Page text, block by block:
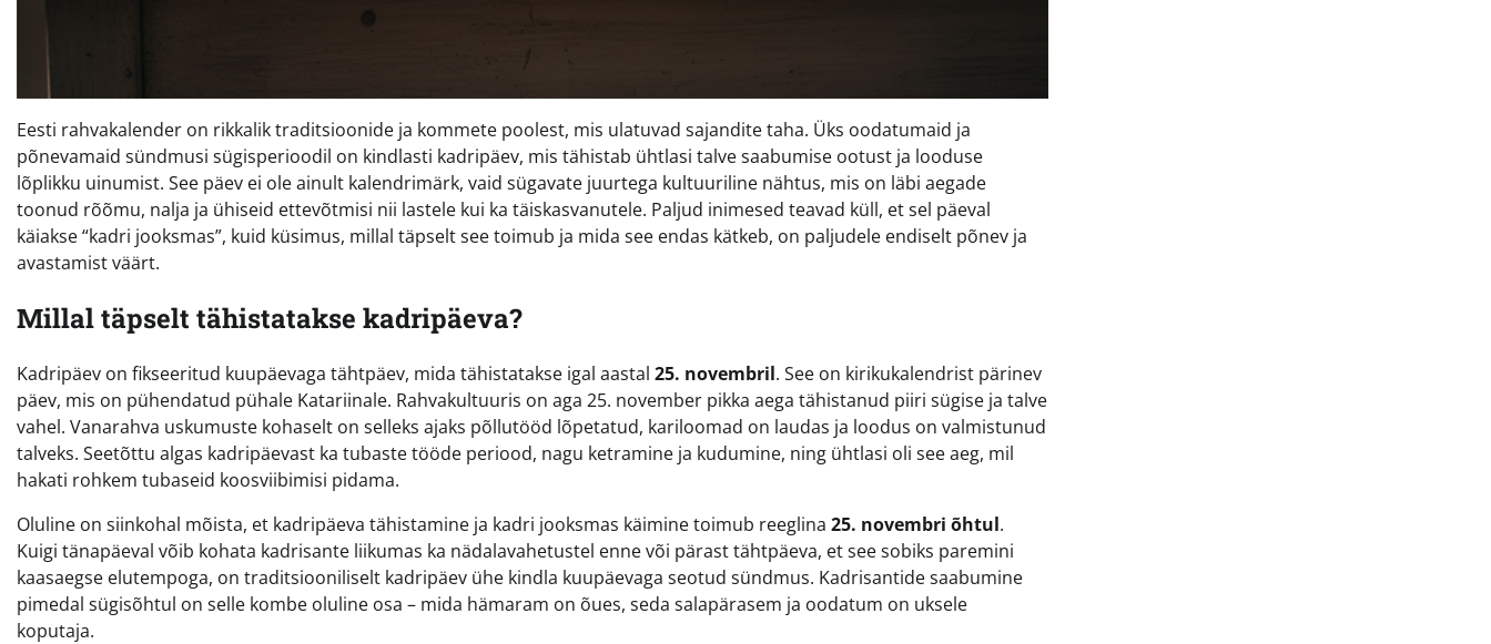
Eesti rahvakalender on rikkalik traditsioonide ja kommete poolest, mis ulatuvad sajandite taha. Üks oodatumaid ja
põnevamaid sündmusi sügisperioodil on kindlasti kadripäev, mis tähistab ühtlasi talve saabumise ootust ja looduse
lõplikku uinumist. See päev ei ole ainult kalendrimärk, vaid sügavate juurtega kultuuriline nähtus, mis on läbi aegade
toonud rõõmu, nalja ja ühiseid ettevõtmisi nii lastele kui ka täiskasvanutele. Paljud inimesed teavad küll, et sel päeval
käiakse “kadri jooksmas”, kuid küsimus, millal täpselt see toimub ja mida see endas kätkeb, on paljudele endiselt põnev ja
avastamist väärt.
Millal täpselt tähistatakse kadripäeva?
Kadripäev on fikseeritud kuupäevaga tähtpäev, mida tähistatakse igal aastal 25. novembril. See on kirikukalendrist pärinev
päev, mis on pühendatud pühale Katariinale. Rahvakultuuris on aga 25. november pikka aega tähistanud piiri sügise ja talve
vahel. Vanarahva uskumuste kohaselt on selleks ajaks põllutööd lõpetatud, kariloomad on laudas ja loodus on valmistunud
talveks. Seetõttu algas kadripäevast ka tubaste tööde periood, nagu ketramine ja kudumine, ning ühtlasi oli see aeg, mil
hakati rohkem tubaseid koosviibimisi pidama.
Oluline on siinkohal mõista, et kadripäeva tähistamine ja kadri jooksmas käimine toimub reeglina 25. novembri õhtul.
Kuigi tänapäeval võib kohata kadrisante liikumas ka nädalavahetustel enne või pärast tähtpäeva, et see sobiks paremini
kaasaegse elutempoga, on traditsiooniliselt kadripäev ühe kindla kuupäevaga seotud sündmus. Kadrisantide saabumine
pimedal sügisõhtul on selle kombe oluline osa – mida hämaram on õues, seda salapärasem ja oodatum on uksele
koputaja.